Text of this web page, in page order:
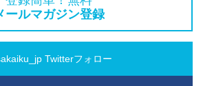
ールマガジン登録
Twitterフォロー